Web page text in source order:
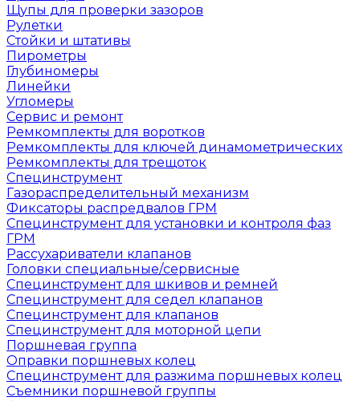
Щупы для проверки зазоров
Рулетки
Стойки и штативы
Пирометры
Глубиномеры
Линейки
Угломеры
Сервис и ремонт
Ремкомплекты для воротков
Ремкомплекты для ключей динамометрических
Ремкомплекты для трещоток
Специнструмент
Газораспределительный механизм
Фиксаторы распредвалов ГРМ
Специнструмент для установки и контроля фаз
ГРМ
Рассухариватели клапанов
Головки специальные/сервисные
Специнструмент для шкивов и ремней
Специнструмент для седел клапанов
Специнструмент для клапанов
Специнструмент для моторной цепи
Поршневая группа
Оправки поршневых колец
Специнструмент для разжима поршневых колец
Съемники поршневой группы